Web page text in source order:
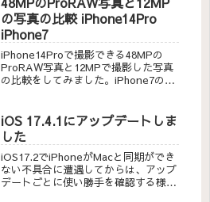
の写真の比較 iPhone14Pro
iPhone7
iPhone14Proで撮影できる48MPの
ProRAW写真と12MPで撮影した写真
の比較をしてみました。iPhone7の
iOS 17.4.1にアップデートしま
した
iOS17.2でiPhoneがMacと同期ができ
ない不具合に遭遇してからは、アップ
デートごとに使い勝手を確認する様に